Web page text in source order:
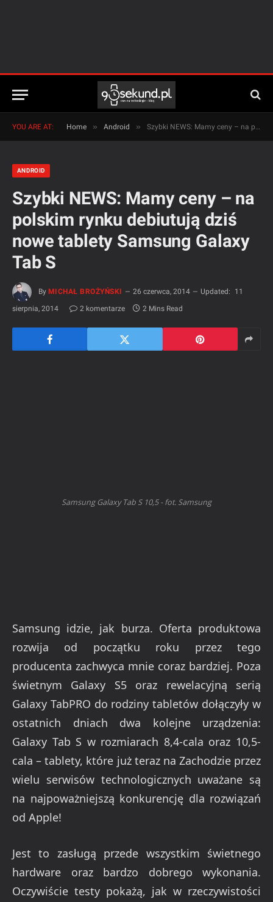
YOU ARE AT: Home » Android » Szybki NEWS: Mamy ceny – na polskim rynku debiutują dziś nowe tablety Samsung Galaxy Tab S
ANDROID
Szybki NEWS: Mamy ceny – na
polskim rynku debiutują dziś
nowe tablety Samsung Galaxy
Tab S
By MICHAŁ BROŻYŃSKI 26 czerwca, 2014 Updated:
11
sierpnia, 2014
2 komentarze 2 Mins Read
Samsung Galaxy Tab S 10,5 - fot. Samsung
Samsung idzie, jak burza. Oferta produktowa
rozwija od początku roku przez tego
producenta zachwyca mnie coraz bardziej. Poza
świetnym Galaxy S5 oraz rewelacyjną serią
Galaxy TabPRO do rodziny tabletów dołączyły w
ostatnich dniach dwa kolejne urządzenia:
Galaxy Tab S w rozmiarach 8,4-cala oraz 10,5-
cala – tablety, które już teraz na Zachodzie przez
wielu serwisów technologicznych uważane są
na najpoważniejszą konkurencję dla rozwiązań
od Apple!
Jest to zasługą przede wszystkim świetnego
hardware oraz bardzo dobrego wykonania.
Oczywiście testy pokażą, jak w rzeczywistości